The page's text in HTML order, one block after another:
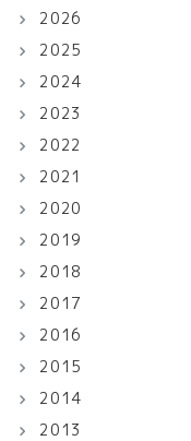
2026
2025
2024
2023
2022
2021
2020
2019
2018
2017
2016
2015
2014
2013